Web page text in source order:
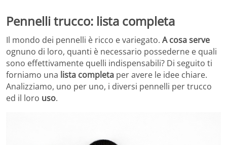
Pennelli trucco: lista completa
Il mondo dei pennelli è ricco e variegato. A cosa serve
ognuno di loro, quanti è necessario possederne e quali
sono effettivamente quelli indispensabili? Di seguito ti
forniamo una lista completa per avere le idee chiare.
Analizziamo, uno per uno, i diversi pennelli per trucco
ed il loro uso.